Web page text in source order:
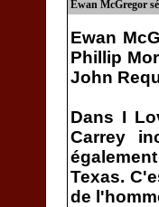
Ewan McGregor
Ewan
Phillip
John
Dans I
Carrey
Texas.
de